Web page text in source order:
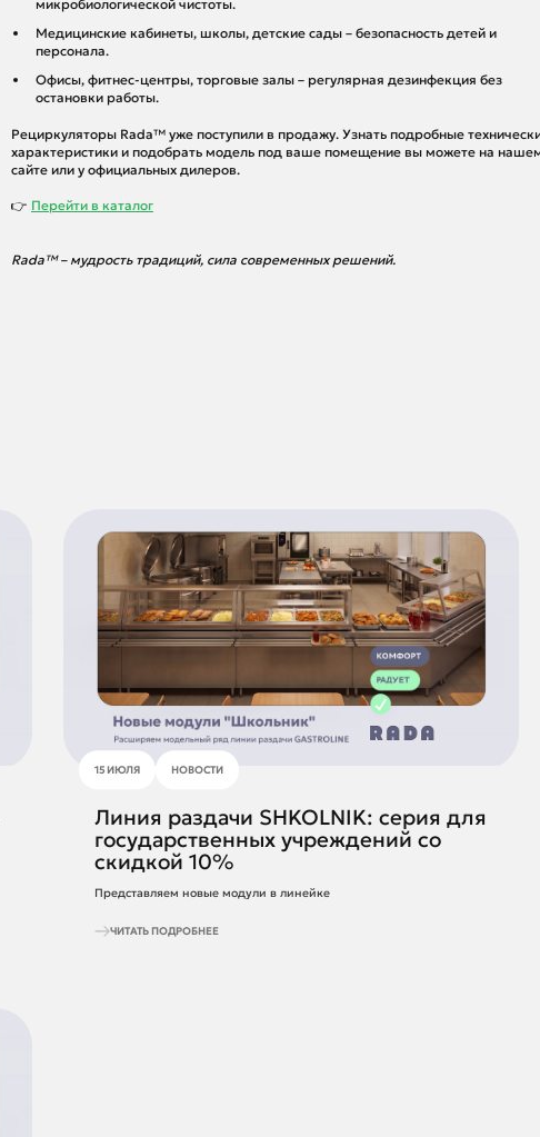
микробиологической чистоты.
Медицинские кабинеты, школы, детские сады – безопасность детей и
персонала.
Офисы, фитнес-центры, торговые залы – регулярная дезинфекция без
остановки работы.
Рециркуляторы Rada™ уже поступили в продажу. Узнать подробные
характеристики и подобрать модель под ваше помещение вы можете на
сайте или у официальных дилеров.
👉 Перейти в каталог
Rada™ – мудрость традиций, сила современных решений.
15 ИЮЛЯ НОВОСТИ
Линия раздачи SHKOLNIK: серия для
государственных учреждений со
скидкой 10%
Представляем новые модули в линейке
ЧИТАТЬ ПОДРОБНЕЕ